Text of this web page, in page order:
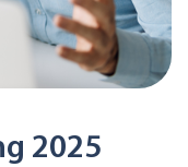
may change your
2025